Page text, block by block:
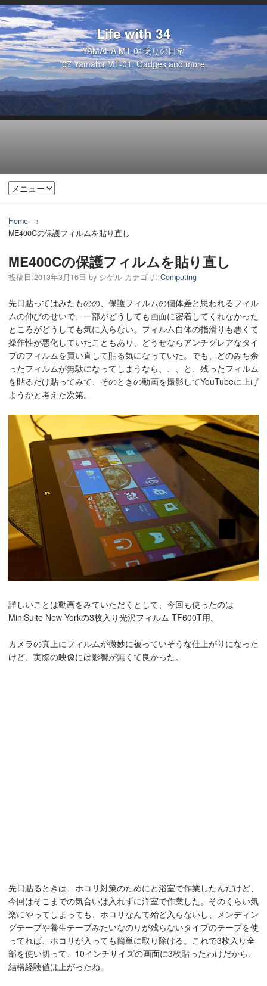
Life with 34
YAMAHA MT-01乗りの日常
'07 Yamaha MT-01, Gadges and more.
Home
ME400Cの保護フィルムを貼り直し
ME400Cの保護フィルムを貼り直し
投稿日:2013年3月16日 by シゲル カテゴリ: Computing
先日貼ってはみたものの、保護フィルムの個体差と思われるフィル
ムの伸びのせいで、一部がどうしても画面に密着してくれなかった
ところがどうしても気に入らない。フィルム自体の指滑りも悪くて
操作性が悪化していたこともあり、どうせならアンチグレアなタイ
プのフィルムを買い直して貼る気になっていた。でも、どのみち余
ったフィルムが無駄になってしまうなら、、、と、残ったフィルム
を貼るだけ貼ってみて、そのときの動画を撮影してYouTubeに上げ
ようかと考えた次第。
詳しいことは動画をみていただくとして、今回も使ったのは
MiniSuite New Yorkの3枚入り光沢フィルム TF600T用。
カメラの真上にフィルムが微妙に被っていそうな仕上がりになった
けど、実際の映像には影響が無くて良かった。
先日貼るときは、ホコリ対策のためにと浴室で作業したんだけど、
今回はそこまでの気合いは入れずに洋室で作業した。そのくらい気
楽にやってしまっても、ホコリなんて殆ど入らないし、メンディン
グテープや養生テープみたいなのりが残らないタイプのテープを使
ってれば、ホコリが入っても簡単に取り除ける。これで3枚入り全
部を使い切って、10インチサイズの画面に3枚貼ったわけだから、
結構経験値は上がったね。